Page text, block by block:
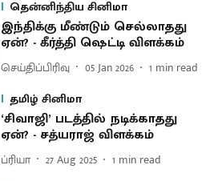
தென்னிந்திய சினிமா
இந்திக்கு மீண்டும் செல்லாதது
ஏன்? - கீர்த்தி ஷெட்டி விளக்கம்
செய்திப்பிரிவு 05 Jan 2026 1 min read
தமிழ் சினிமா
‘சிவாஜி’ படத்தில் நடிக்காதது
ஏன்? - சத்யராஜ் விளக்கம்
ப்ரியா 27 Aug 2025 1 min read